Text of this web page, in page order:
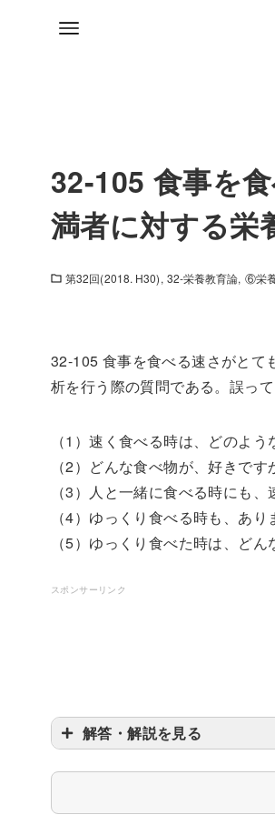
32-105 食事を
満者に対する栄
第32回(2018. H30) 32-栄養教育論 ⑥栄
32-105 食事を食べる速さがとて
析を行う際の質問である。誤っ
（1）速く食べる時は、どのよう
（2）どんな食べ物が、好きです
（3）人と一緒に食べる時にも、
（4）ゆっくり食べる時も、あり
（5）ゆっくり食べた時は、どん
スポンサーリンク
解答・解説を見る